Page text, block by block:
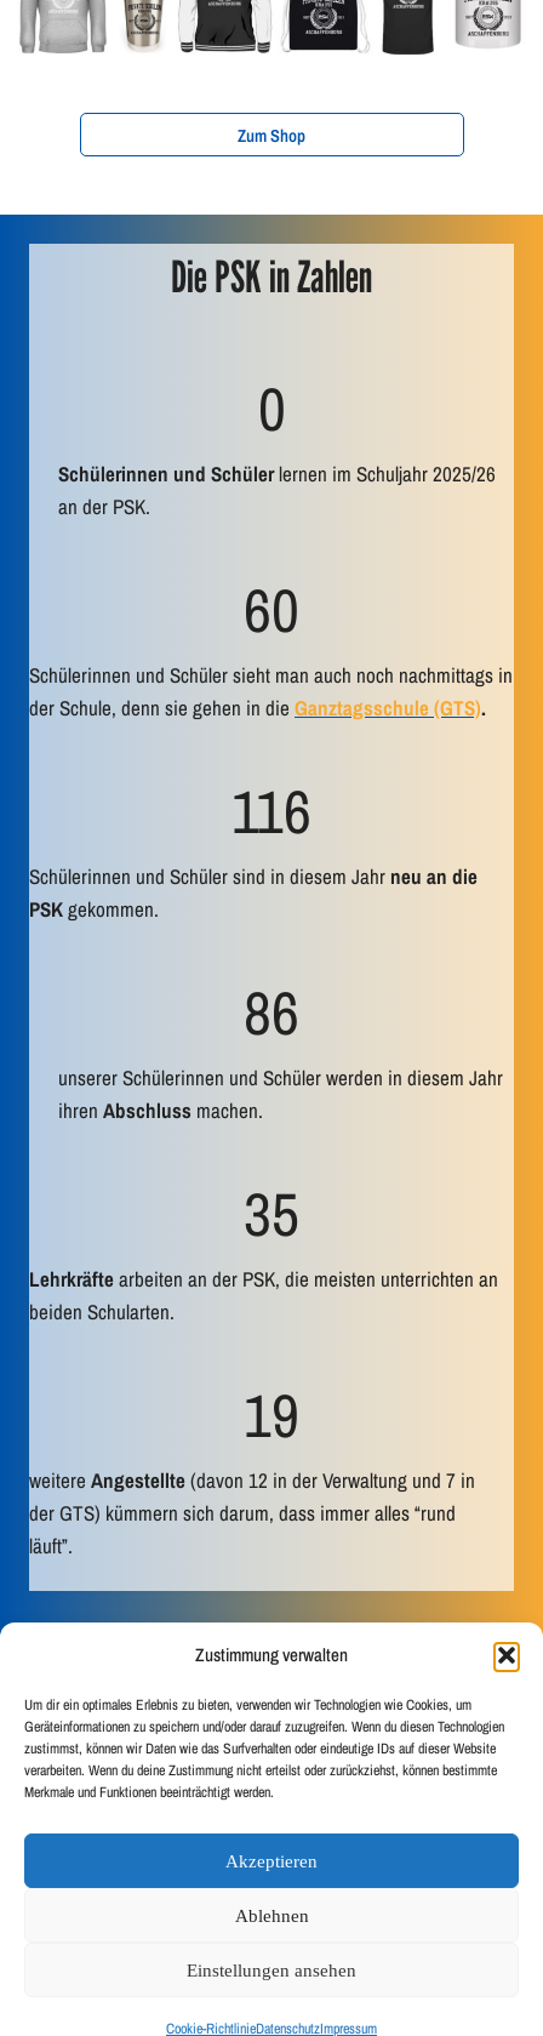
Zustimmung verwalten
Um dir ein optimales Erlebnis zu bieten, verwenden wir Technologien wie Cookies, um
Geräteinformationen zu speichern und/oder darauf zuzugreifen. Wenn du diesen Technologien
zustimmst, können wir Daten wie das Surfverhalten oder eindeutige IDs auf dieser Website
verarbeiten. Wenn du deine Zustimmung nicht erteilst oder zurückziehst, können bestimmte
Merkmale und Funktionen beeinträchtigt werden.
Akzeptieren
Ablehnen
Einstellungen ansehen
Cookie-RichtlinieDatenschutzImpressum
Zum Shop
Die PSK in Zahlen
0
Schülerinnen und Schülerlernen im Schuljahr 2025/26
an der PSK.
60
Schülerinnen und Schüler sieht man auch noch nachmittags in
der Schule, denn sie gehen in die Ganztagsschule (GTS).
116
Schülerinnen und Schüler sind in diesem Jahr neu an die
PSKgekommen.
86
unserer Schülerinnen und Schüler werden in diesem Jahr
ihren Abschluss machen.
35
Lehrkräftearbeiten an der PSK, die meisten unterrichten an
beiden Schularten.
19
weitere Angestellte(davon 12 in der Verwaltung und 7 in
der GTS) kümmern sich darum, dass immer alles “rund
läuft”.
Haben Sie Fragen?
Hier geht’s zu unseren FAQ
Sekretariat Cookie-Richtlinie (EU)
Impressum